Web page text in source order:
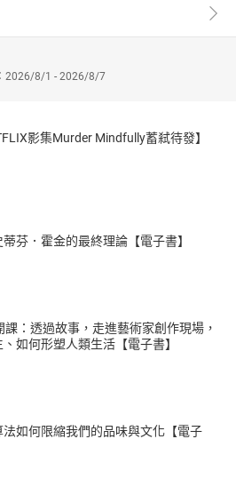
2026/8/1 - 2026/8/7
影集Murder Mindfully蓄弒待發】
芬．霍金的最終理論【電子書】
課：透過故事，走進藝術家創作現場，
如何形塑人類生活【電子書】
法如何限縮我們的品味與文化【電子